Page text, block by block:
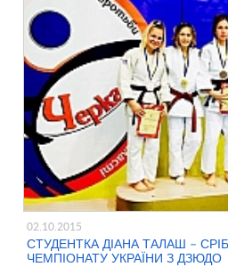
02.10.2015
СТУДЕНТКА ДІАНА ТАЛАШ –
ЧЕМПІОНАТУ УКРАЇНИ З ДЗЮДО